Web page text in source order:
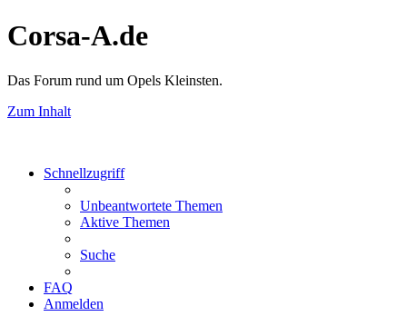
Corsa-A.de
Das Forum rund um Opels Kleinsten.
Zum Inhalt
Schnellzugriff
Unbeantwortete Themen
Aktive Themen
Suche
FAQ
Anmelden